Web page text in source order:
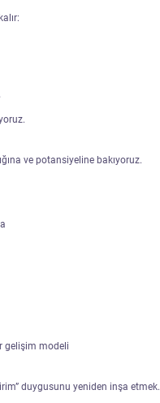
ve potansiyeline bakıyoruz.
gelişim modeli
duygusunu yeniden inşa etmek.